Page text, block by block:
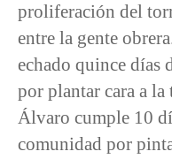
proliferación del
entre la gente
echado quince días
por plantar cara a la
Álvaro cumple 10
comunidad por